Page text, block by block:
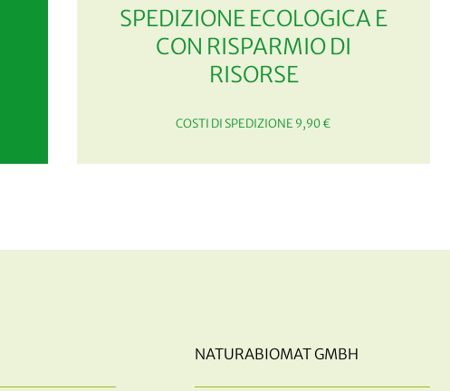
SPEDIZIONE ECOLOGICA E
CON RISPARMIO DI
RISORSE
COSTI DI SPEDIZIONE 9,90 €
NATURABIOMAT GMBH